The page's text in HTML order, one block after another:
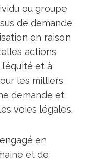
ou groupe
de demande
en raison
actions
et à
les milliers
demande et
voies légales.
en
et de